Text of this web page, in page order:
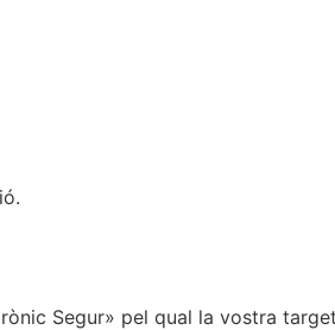
.
Segur» pel qual la vostra